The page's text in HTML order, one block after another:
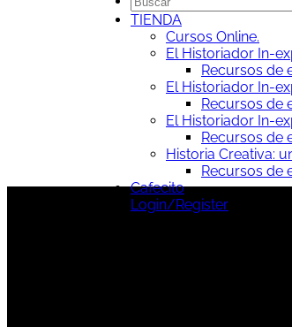
TIENDA
Cursos Online.
El Historiador In-
Recursos de
El Historiador In-
Recursos de
El Historiador In-
Recursos de
Historia Creativa:
Recursos de
Cafecito
Login/Register